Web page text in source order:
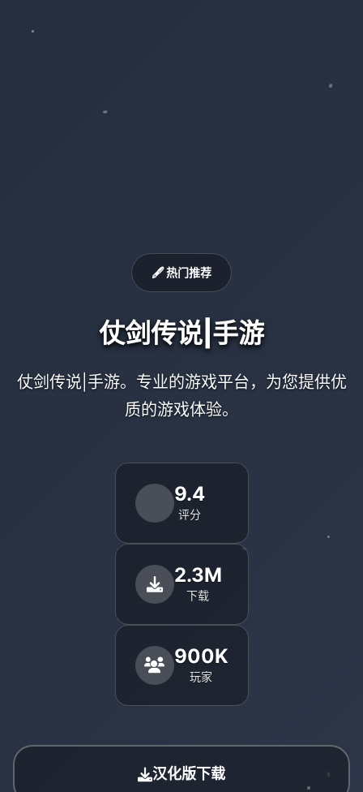
🖋️ 热门推荐
仗剑传说|手游
仗剑传说|手游。专业的游戏平台，为您提供优
质的游戏体验。
9.4
评分
2.3M
下载
900K
玩家
汉化版下载